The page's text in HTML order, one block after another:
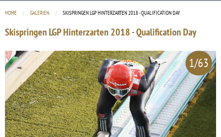
HOME GALERIEN CURRENT:
SKISPRINGEN LGP HINTERZARTEN 2018 - QUALIFICATION DAY
Skispringen LGP Hinterzarten 2018 - Qualification Day
1/63